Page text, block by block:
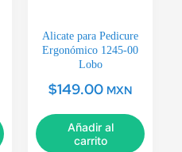
Alicate para Pedicure
Ergonómico 1245-00
Lobo
$149.00 MXN
Añadir al
carrito